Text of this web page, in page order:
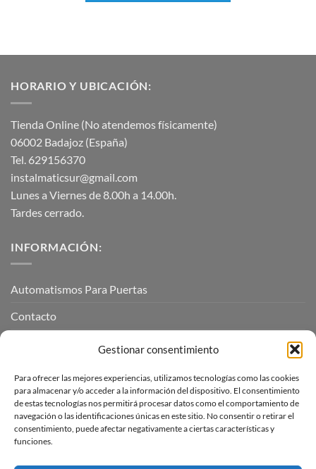
Gestionar consentimiento
Para ofrecer las mejores experiencias, utilizamos tecnologías como las cookies
para almacenar y/o acceder a la información del dispositivo. El consentimiento
de estas tecnologías nos permitirá procesar datos como el comportamiento de
navegación o las identificaciones únicas en este sitio. No consentir o retirar el
consentimiento, puede afectar negativamente a ciertas características y
funciones.
HORARIO Y UBICACIÓN:
Tienda Online (No atendemos físicamente)
06002 Badajoz (España)
Tel. 629156370
instalmaticsur@gmail.com
Lunes a Viernes de 8.00h a 14.00h.
Tardes cerrado.
INFORMACIÓN:
Automatismos Para Puertas
Contacto
INFORMACIÓN LEGAL
Aviso Legal